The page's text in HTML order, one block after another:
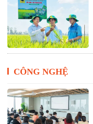
CÔNG NGHỆ